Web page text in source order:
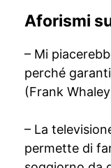
Aforismi
– Mi
perché
(Frank
– La
permette di